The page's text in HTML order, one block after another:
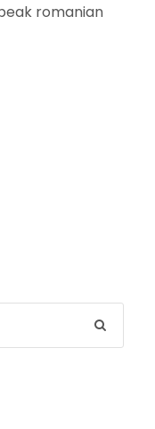
romanian